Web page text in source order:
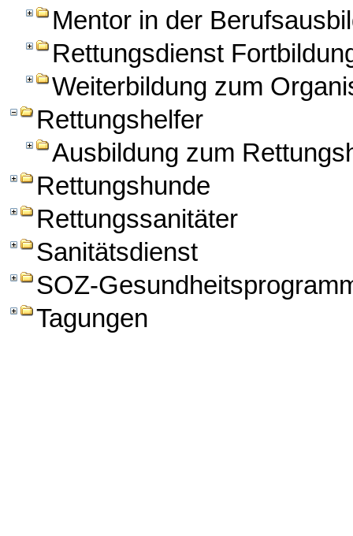
Mentor in der
Rettungsdienst
Weiterbildung zum
Rettungshelfer
Ausbildung zum
Rettungshunde
Rettungssanitäter
Sanitätsdienst
SOZ-
Tagungen